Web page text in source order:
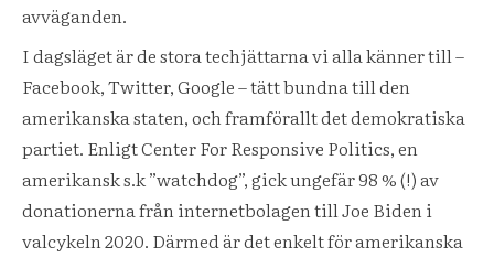
avväganden.
I dagsläget är de stora techjättarna vi alla känner till –
Facebook, Twitter, Google – tätt bundna till den
amerikanska staten, och framförallt det demokratiska
partiet. Enligt Center For Responsive Politics, en
amerikansk s.k ”watchdog”, gick ungefär 98 % (!) av
donationerna från internetbolagen till Joe Biden i
valcykeln 2020. Därmed är det enkelt för amerikanska